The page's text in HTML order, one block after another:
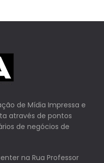
de Mídia Impressa e
através de pontos
de negócios de
na Rua Professor